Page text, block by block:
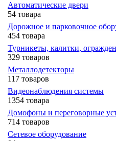
Автоматические двери
54 товара
Дорожное и парковочное
454 товара
Турникеты, калитки,
329 товаров
Металлодетекторы
117 товаров
Видеонаблюдения cистемы
1354 товара
Домофоны и переговорные
714 товаров
Сетевое оборудование